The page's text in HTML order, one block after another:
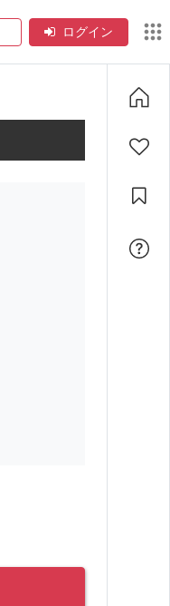
ログイン